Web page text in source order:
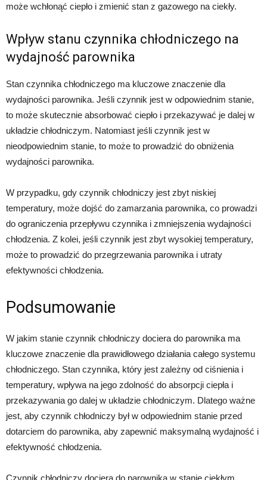
może wchłonąć ciepło i zmienić stan z gazowego na ciekły.
Wpływ stanu czynnika chłodniczego na
wydajność parownika
Stan czynnika chłodniczego ma kluczowe znaczenie dla
wydajności parownika. Jeśli czynnik jest w odpowiednim stanie,
to może skutecznie absorbować ciepło i przekazywać je dalej w
układzie chłodniczym. Natomiast jeśli czynnik jest w
nieodpowiednim stanie, to może to prowadzić do obniżenia
wydajności parownika.
W przypadku, gdy czynnik chłodniczy jest zbyt niskiej
temperatury, może dojść do zamarzania parownika, co prowadzi
do ograniczenia przepływu czynnika i zmniejszenia wydajności
chłodzenia. Z kolei, jeśli czynnik jest zbyt wysokiej temperatury,
może to prowadzić do przegrzewania parownika i utraty
efektywności chłodzenia.
Podsumowanie
W jakim stanie czynnik chłodniczy dociera do parownika ma
kluczowe znaczenie dla prawidłowego działania całego systemu
chłodniczego. Stan czynnika, który jest zależny od ciśnienia i
temperatury, wpływa na jego zdolność do absorpcji ciepła i
przekazywania go dalej w układzie chłodniczym. Dlatego ważne
jest, aby czynnik chłodniczy był w odpowiednim stanie przed
dotarciem do parownika, aby zapewnić maksymalną wydajność i
efektywność chłodzenia.
Czynnik chłodniczy dociera do parownika w stanie ciekłym.